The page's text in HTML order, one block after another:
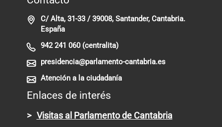
C/ Alta, 31-33 / 39008, Santander, Cantabria.
España
942 241 060 (centralita)
presidencia@parlamento-cantabria.es
Atención a la ciudadanía
Enlaces de interés
Visitas al Parlamento de Cantabria